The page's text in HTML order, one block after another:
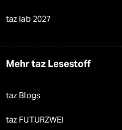
taz lab 2027
Mehr taz Lesestoff
taz Blogs
taz FUTURZWEI